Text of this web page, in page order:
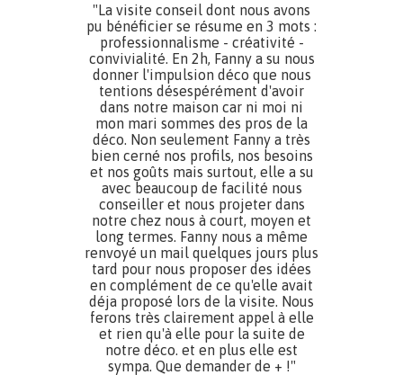
"La visite conseil dont nous avons
pu bénéficier se résume en 3 mots :
professionnalisme - créativité -
convivialité. En 2h, Fanny a su nous
donner l'impulsion déco que nous
tentions désespérément d'avoir
dans notre maison car ni moi ni
mon mari sommes des pros de la
déco. Non seulement Fanny a très
bien cerné nos profils, nos besoins
et nos goûts mais surtout, elle a su
avec beaucoup de facilité nous
conseiller et nous projeter dans
notre chez nous à court, moyen et
long termes. Fanny nous a même
renvoyé un mail quelques jours plus
tard pour nous proposer des idées
en complément de ce qu'elle avait
déja proposé lors de la visite. Nous
ferons très clairement appel à elle
et rien qu'à elle pour la suite de
notre déco. et en plus elle est
sympa. Que demander de + !"